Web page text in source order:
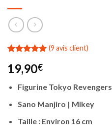
sur 5 basé
sur
notations
client
(9 avis client)
19,90€
Figurine Tokyo Revengers
Sano Manjiro | Mikey
Taille : Environ 16 cm